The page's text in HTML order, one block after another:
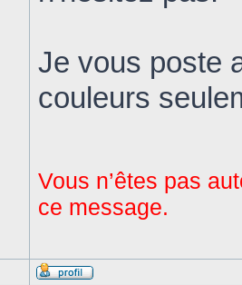
Je vous poste
couleurs
Vous n’êtes pas
ce message.